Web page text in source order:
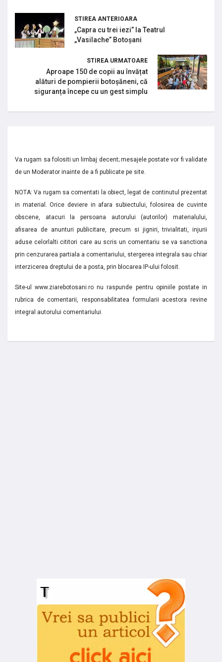
STIREA ANTERIOARA
„Capra cu trei iezi” la Teatrul
„Vasilache” Botoșani
STIREA URMATOARE
Aproape 150 de copii au învățat
alături de pompierii botoșăneni, că
siguranța începe cu un gest simplu
Va rugam sa folositi un limbaj decent; mesajele postate vor fi validate
de un Moderator inainte de a fi publicate pe site.
NOTA: Va rugam sa comentati la obiect, legat de continutul prezentat
in material. Orice deviere in afara subiectului, folosirea de cuvinte
obscene, atacuri la persoana autorului (autorilor) materialului,
afisarea de anunturi publicitare, precum si jigniri, trivialitati, injurii
aduse celorlalti cititori care au scris un comentariu se va sanctiona
prin cenzurarea partiala a comentariului, stergerea integrala sau chiar
interzicerea dreptului de a posta, prin blocarea IP-ului folosit.
Site-ul www.ziarebotosani.ro nu raspunde pentru opiniile postate in
rubrica de comentarii, responsabilitatea formularii acestora revine
integral autorului comentariului.